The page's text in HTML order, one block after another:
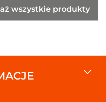
wszystkie produkty